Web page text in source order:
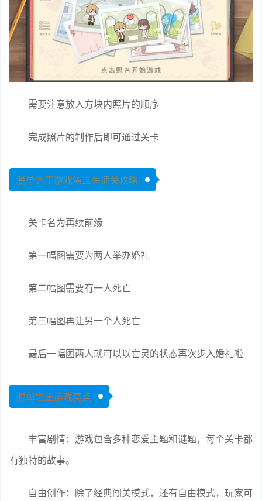
需要注意放入方块内照片的顺序
完成照片的制作后即可通过关卡
脱单之王游戏第二关通关攻略
关卡名为再续前缘
第一幅图需要为两人举办婚礼
第二幅图需要有一人死亡
第三幅图再让另一个人死亡
最后一幅图两人就可以以亡灵的状态再次步入婚礼啦
脱单之王游戏亮点
丰富剧情：游戏包含多种恋爱主题和谜题，每个关卡都
有独特的故事。
自由创作：除了经典闯关模式，还有自由模式，玩家可